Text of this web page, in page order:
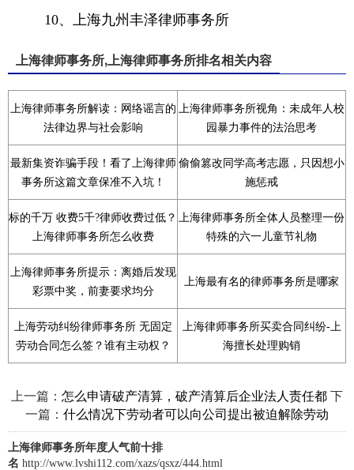
10、上海九州丰泽律师事务所
上海律师事务所,上海律师事务所排名相关内容
上海律师事务所解读：网络谣言的
法律边界与社会影响
上海律师事务所视角：未成年人校
园暴力事件的法治思考
最新集资诈骗手段！看了上海律师
事务所这篇文章保准不入坑！
偷偷篡改同学高考志愿，只因想小
施惩戒
标的千万 收费5千?律师收费过低？
上海律师事务所怎么收费
上海律师事务所全体人员整理一份
特殊的六一儿童节礼物
上海律师事务所提示：离婚后发现
彩票中奖，前妻要求均分
上海最有名的律师事务所是哪家
上海劳动纠纷律师事务所 无固定
劳动合同怎么签？谁有主动权？
上海律师事务所买卖合同纠纷-上
海擅长处理购销
上一篇： 怎么申请破产清算，破产清算后企业法人责任都 下
一篇： 什么情况下劳动者可以向公司提出被迫解除劳动
上海律师事务所年度人气前十排
名 http://www.lvshi112.com/xazs/qsxz/444.html